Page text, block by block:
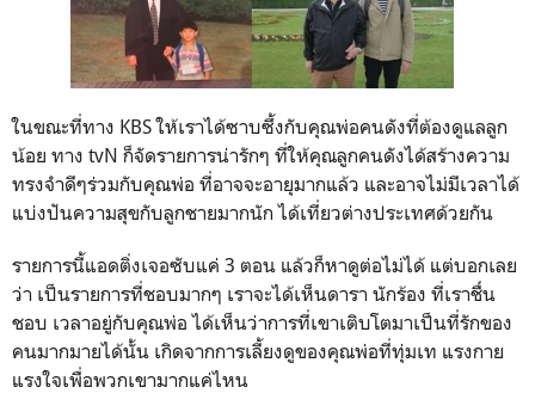
ในขณะที่ทาง KBS ให้เราได้ซาบซึ้งกับคุณพ่อคนดังที่ต้องดูแลลูก
น้อย ทาง tvN ก็จัดรายการน่ารักๆ ที่ให้คุณลูกคนดังได้สร้างความ
ทรงจำดีๆร่วมกับคุณพ่อ ที่อาจจะอายุมากแล้ว และอาจไม่มีเวลาได้
แบ่งปันความสุขกับลูกชายมากนัก ได้เที่ยวต่างประเทศด้วยกัน
รายการนี้แอดติ่งเจอซับแค่ 3 ตอน แล้วก็หาดูต่อไม่ได้ แต่บอกเลย
ว่า เป็นรายการที่ชอบมากๆ เราจะได้เห็นดารา นักร้อง ที่เราชื่่น
ชอบ เวลาอยู่กับคุณพ่อ ได้เห็นว่าการที่เขาเติบโตมาเป็นที่รักของ
คนมากมายได้นั้น เกิดจากการเลี้ยงดูของคุณพ่อที่ทุ่มเท แรงกาย
แรงใจเพื่อพวกเขามากแค่ไหน